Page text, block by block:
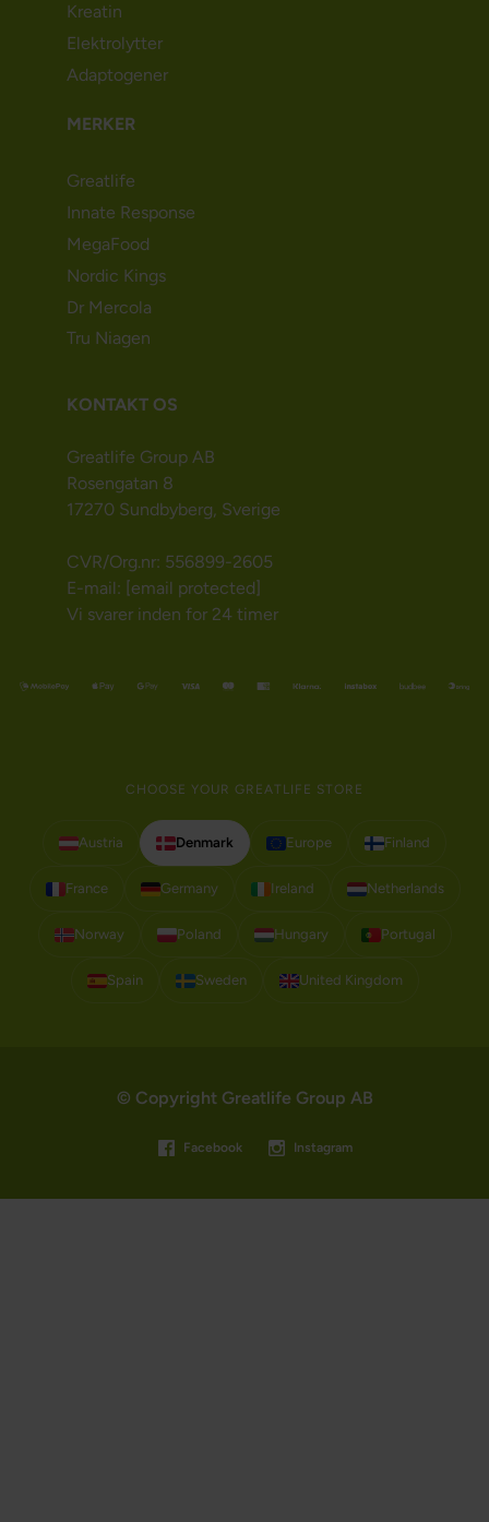
Kreatin
Elektrolytter
Adaptogener
MERKER
Greatlife
Innate Response
MegaFood
Nordic Kings
Dr Mercola
Tru Niagen
KONTAKT OS
Greatlife Group AB
Rosengatan 8
17270 Sundbyberg, Sverige
CVR/Org.nr: 556899-2605
E-mail: [email protected]
Vi svarer inden for 24 timer
CHOOSE YOUR GREATLIFE STORE
Austria Denmark Europe Finland
France Germany Ireland Netherlands
Norway Poland Hungary Portugal
Spain Sweden United Kingdom
© Copyright Greatlife Group AB
Facebook Instagram